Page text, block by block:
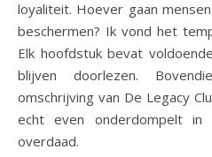
loyaliteit. Hoever gaan
beschermen? Ik vond het
Elk hoofdstuk bevat
blijven doorlezen.
omschrijving van De Legacy
echt even onderdompelt
overdaad.